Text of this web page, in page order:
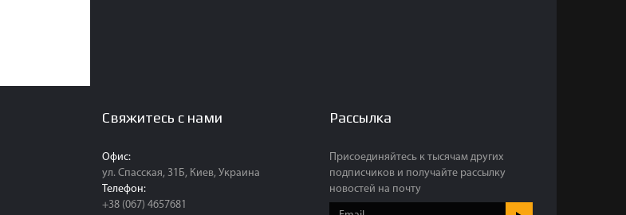
Свяжитесь с нами
Офис:
ул. Спасская, 31Б, Киев, Украина
Телефон:
+38 (067) 4657681
Рассылка
Присоединяйтесь к тысячам других
подписчиков и получайте рассылку
новостей на почту